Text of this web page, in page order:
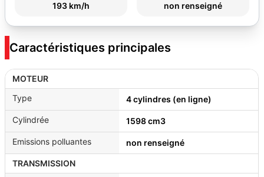
193 km/h non renseigné
Caractéristiques principales
MOTEUR
Type
4 cylindres (en ligne)
Cylindrée 1598 cm3
Emissions polluantes non renseigné
TRANSMISSION